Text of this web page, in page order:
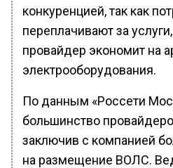
конкуренцией, так как
переплачивают за
провайдер экономит на
электрооборудования.
По данным «Россети
большинство
заключив с компанией
на размещение ВОЛС.